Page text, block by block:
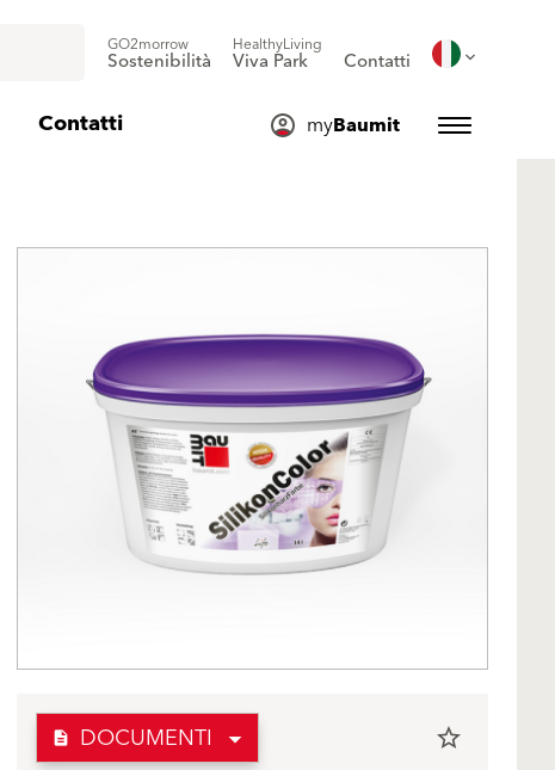
GO2morrow
Sostenibilità
HealthyLiving
Viva Park Contatti
Contatti myBaumit
description DOCUMENTI star_border